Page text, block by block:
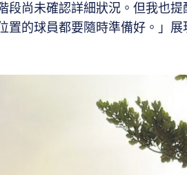
段尚未確認詳細狀況。但我也
置的球員都要隨時準備好。」